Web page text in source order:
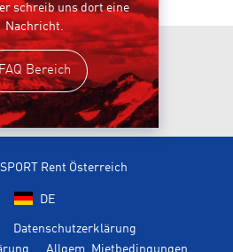
schreib uns dort eine
Nachricht.
Bereich
Rent Österreich
DE
Datenschutzerklärung
Allgem. Mietbedingungen